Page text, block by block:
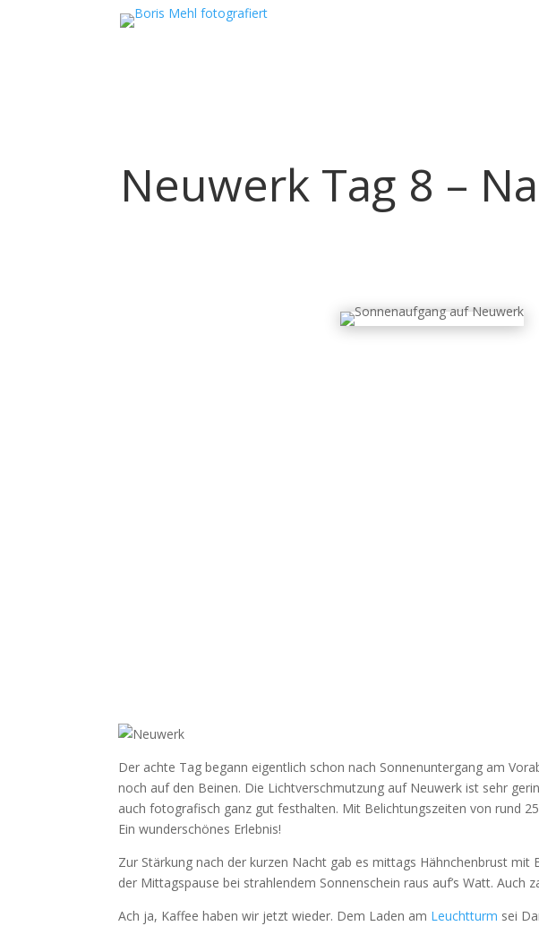
Neuwerk Tag 8 –
Der achte Tag begann eigentlich schon nach Sonnenuntergang am
noch auf den Beinen. Die Lichtverschmutzung auf Neuwerk ist sehr
auch fotografisch ganz gut festhalten. Mit Belichtungszeiten von rund
Ein wunderschönes Erlebnis!
Zur Stärkung nach der kurzen Nacht gab es mittags Hähnchenbrust
der Mittagspause bei strahlendem Sonnenschein raus auf’s Watt. Auch
Ach ja, Kaffee haben wir jetzt wieder. Dem Laden am Leuchtturm sei